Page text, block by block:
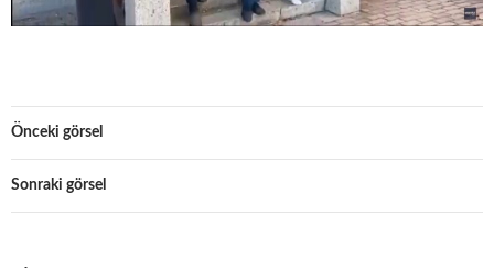
Önceki görsel
Sonraki görsel